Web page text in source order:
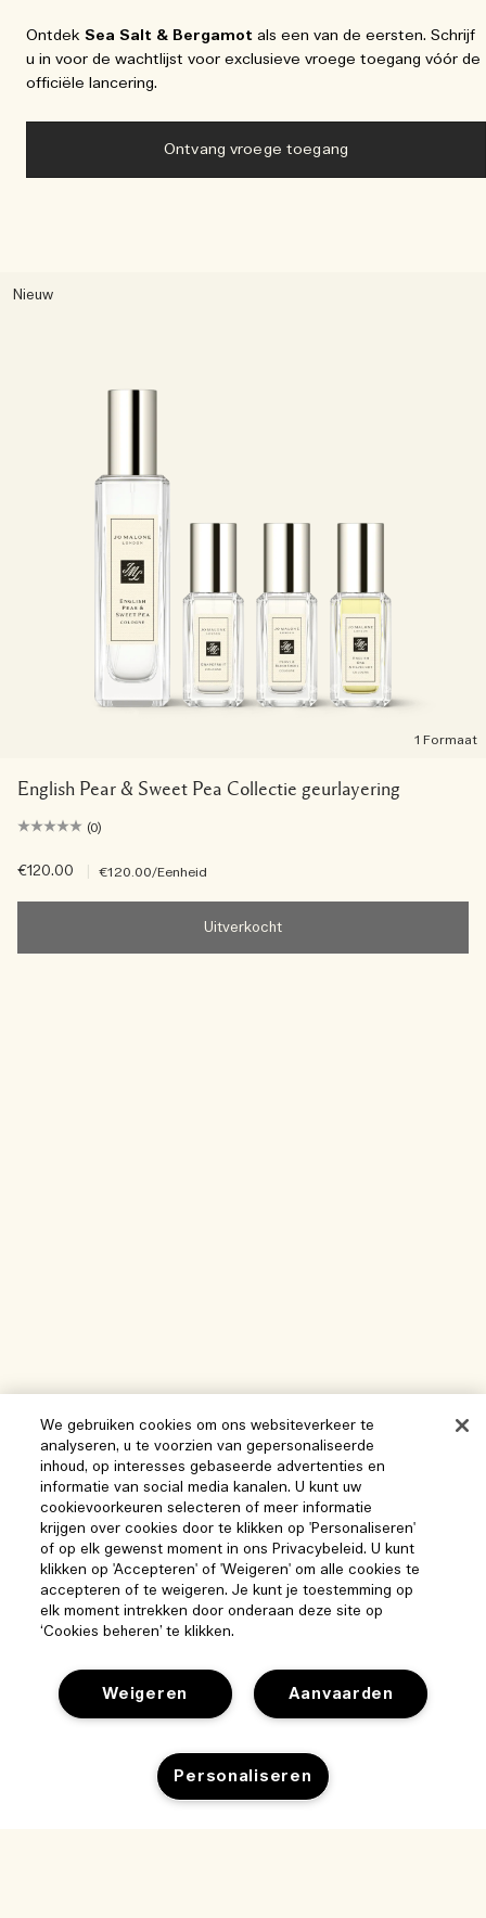
Ontdek Sea Salt & Bergamot als een van de eersten. Schrijf
u in voor de wachtlijst voor exclusieve vroege toegang vóór de
officiële lancering.
Ontvang vroege toegang
Nieuw
1 Formaat
English Pear & Sweet Pea Collectie geurlayering
(0)
€120.00 €120.00/Eenheid
Uitverkocht
Beheer van cookies
Bezoek & ontdek
Onze mensen & onze werkplek
We gebruiken cookies om ons websiteverkeer te
analyseren, u te voorzien van gepersonaliseerde
inhoud, op interesses gebaseerde advertenties en
informatie van social media kanalen. U kunt uw
cookievoorkeuren selecteren of meer informatie
krijgen over cookies door te klikken op 'Personaliseren'
of op elk gewenst moment in ons Privacybeleid. U kunt
klikken op 'Accepteren' of 'Weigeren' om alle cookies te
accepteren of te weigeren. Je kunt je toestemming op
elk moment intrekken door onderaan deze site op
‘Cookies beheren’ te klikken.
Aanvaarden
Weigeren
Personaliseren